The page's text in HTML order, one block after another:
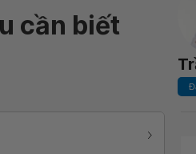
cần biết